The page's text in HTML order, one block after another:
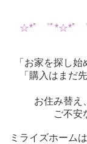
☆*ﾟ ゜ﾟ*☆*ﾟ
「お家を探し
「購入はまだ
お住み替え
ご不安
ミライズホーム